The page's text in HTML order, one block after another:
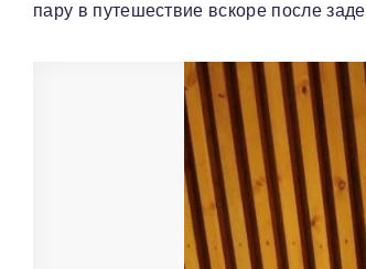
пару в путешествие вскоре после